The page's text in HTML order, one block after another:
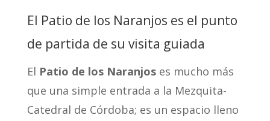
El Patio de los Naranjos es el punto
de partida de su visita guiada
El Patio de los Naranjoses mucho más
que una simple entrada a la Mezquita-
Catedral de Córdoba; es un espacio lleno